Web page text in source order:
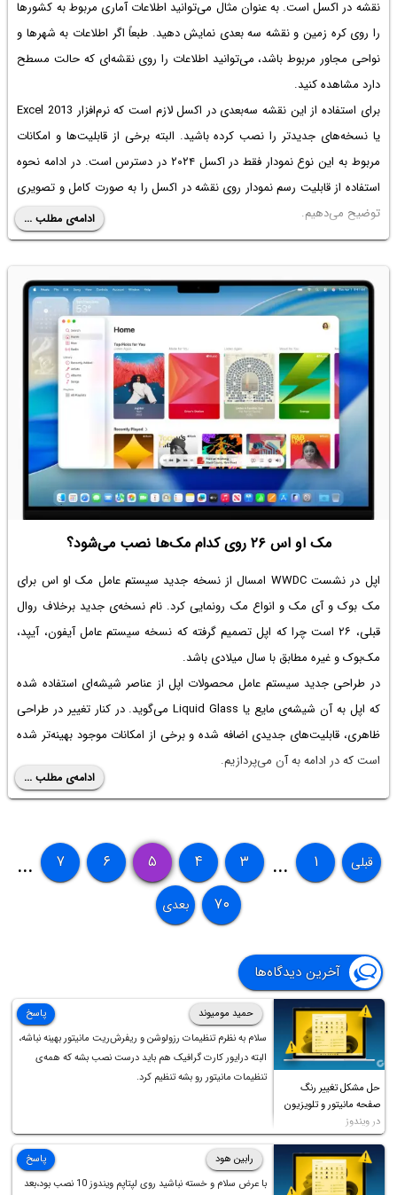
نقشه در اکسلاست. به عنوان مثال می‌توانید اطلاعات آماری مربوط به کشورها
را روی کره زمین و نقشه سه بعدی نمایش دهید. طبعاً اگر اطلاعات به شهرها و
نواحی مجاور مربوط باشد، می‌توانید اطلاعات را روی نقشه‌ای که حالت مسطح
دارد مشاهده کنید.
برای استفاده از این نقشه سه‌بعدی در اکسل لازم است که نرم‌افزار Excel 2013
یا نسخه‌های جدیدتر را نصب کرده باشید. البته برخی از قابلیت‌ها و امکانات
مربوط به این نوع نمودار فقط در اکسل ۲۰۲۴ در دسترس است. در ادامه نحوه
استفاده از قابلیت رسم نمودار روی نقشه در اکسل را به صورت کامل و تصویری
توضیح می‌دهیم.
ادامه‌ی مطلب ...
مک او اس ۲۶ روی کدام مک‌ها نصب می‌شود؟
اپل در نشست WWDC امسال از نسخه جدید سیستم عامل مک او اس برای
مک بوک و آی مک و انواع مک رونمایی کرد. نام نسخه‌ی جدید برخلاف روال
قبلی، ۲۶ است چرا که اپل تصمیم گرفته که نسخه سیستم عامل آیفون، آیپد،
مک‌بوک و غیره مطابق با سال میلادی باشد.
در طراحی جدید سیستم عامل محصولات اپل از عناصر شیشه‌ای استفاده شده
که اپل به آن شیشه‌ی مایع یا Liquid Glass می‌گوید. در کنار تغییر در طراحی
ظاهری، قابلیت‌های جدیدی اضافه شده و برخی از امکانات موجود بهینه‌تر شده
است که در ادامه به آن می‌پردازیم.
ادامه‌ی مطلب ...
قبلی ۱ ... ۳ ۴ ۵ ۶ ۷ ...
۷۰ بعدی
آخرین دیدگاه‌ها
حل مشکل تغییر رنگ
صفحه مانیتور و تلویزیون
در ویندوز
حمید مومیوند
سلام به نظرم تنظیمات رزولوشن و ریفرش‌ریت مانیتور بهینه نباشه،
البته درایور کارت گرافیک هم باید درست نصب بشه که همه‌ی
تنظیمات مانیتور رو بشه تنظیم کرد.
پاسخ
رابین هود
با عرض سلام و خسته نباشید روی لپتاپم ویندوز 10 نصب بود،بعد
پاسخ